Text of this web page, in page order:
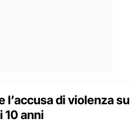
l’accusa di violenza su
10 anni